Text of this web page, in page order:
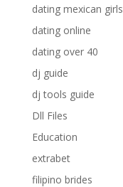
dating mexican girls
dating online
dating over 40
dj guide
dj tools guide
Dll Files
Education
extrabet
filipino brides